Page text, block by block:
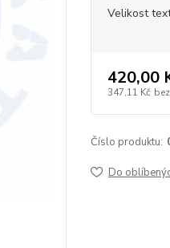
Velikost
420,00
347,11 Kč
Číslo produktu:
Do